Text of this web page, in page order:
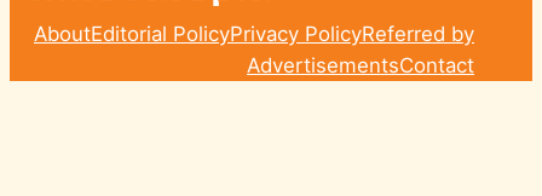
AboutEditorial PolicyPrivacy PolicyReferred by
AdvertisementsContact